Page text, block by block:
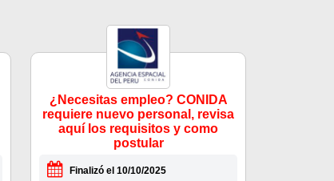
¿Necesitas empleo? CONIDA
requiere nuevo personal, revisa
aquí los requisitos y como
postular
Finalizó el 10/10/2025